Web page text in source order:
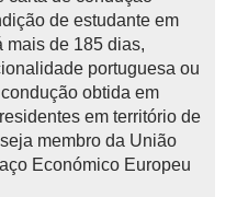
de estudante em
mais de 185 dias,
portuguesa ou
obtida em
em território de
membro da União
Económico Europeu